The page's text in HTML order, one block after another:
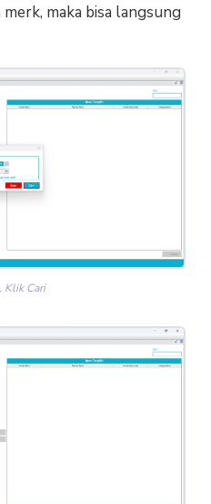
maka bisa langsung
Klik Cari